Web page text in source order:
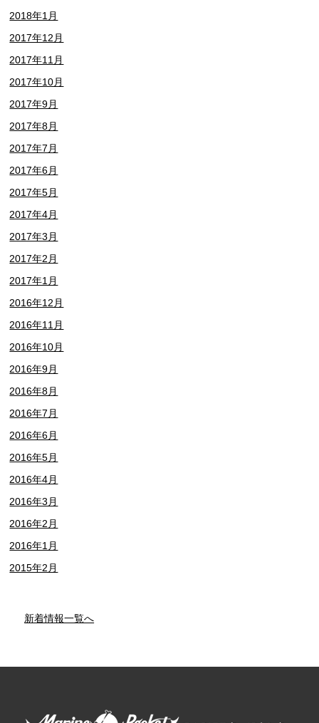
2018年1月
2017年12月
2017年11月
2017年10月
2017年9月
2017年8月
2017年7月
2017年6月
2017年5月
2017年4月
2017年3月
2017年2月
2017年1月
2016年12月
2016年11月
2016年10月
2016年9月
2016年8月
2016年7月
2016年6月
2016年5月
2016年4月
2016年3月
2016年2月
2016年1月
2015年2月
新着情報一覧へ